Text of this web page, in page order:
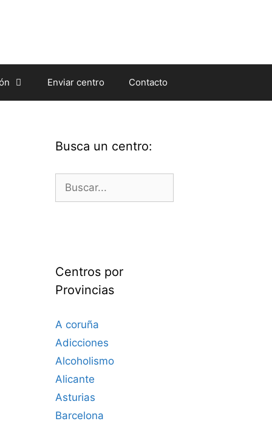
Enviar centro Contacto
Busca un centro:
Centros por
Provincias
A coruña
Adicciones
Alcoholismo
Alicante
Asturias
Barcelona